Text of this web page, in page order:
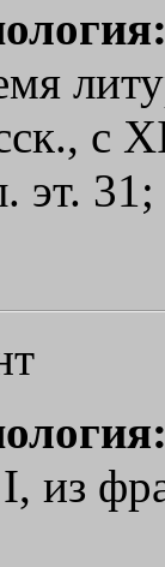
с
эт.
из